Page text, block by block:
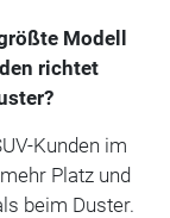
Modell
richtet
Kunden im
Platz und
beim Duster.